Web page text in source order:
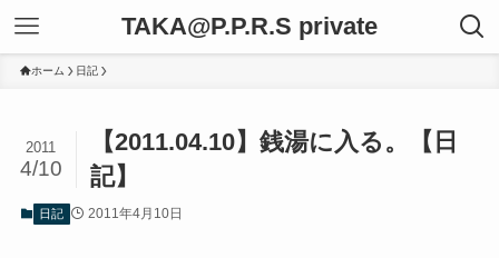
TAKA@P.P.R.S private
ホーム 日記
【2011.04.10】銭湯に入る。【日
記】
2011
4/10
日記 2011年4月10日